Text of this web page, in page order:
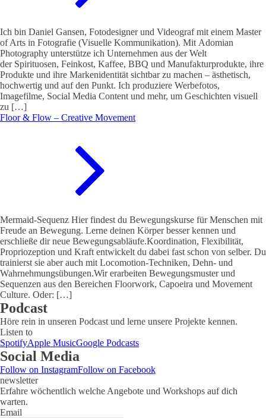
Ich bin Daniel Gansen, Fotodesigner und Videograf mit einem Master
of Arts in Fotografie (Visuelle Kommunikation). Mit Adomian
Photography unterstütze ich Unternehmen aus der Welt
der Spirituosen, Feinkost, Kaffee, BBQ und Manufakturprodukte, ihre
Produkte und ihre Markenidentität sichtbar zu machen – ästhetisch,
hochwertig und auf den Punkt. Ich produziere Werbefotos,
Imagefilme, Social Media Content und mehr, um Geschichten visuell
zu […]
Floor & Flow – Creative Movement
Mermaid-Sequenz Hier findest du Bewegungskurse für Menschen mit
Freude an Bewegung. Lerne deinen Körper besser kennen und
erschließe dir neue Bewegungsabläufe.Koordination, Flexibilität,
Propriozeption und Kraft entwickelt du dabei fast schon von selber. Du
trainierst sie aber auch mit Locomotion-Techniken, Dehn- und
Wahrnehmungsübungen.Wir erarbeiten Bewegungsmuster und
Sequenzen aus den Bereichen Floorwork, Capoeira und Movement
Culture. Oder: […]
Podcast
Höre rein in unseren Podcast und lerne unsere Projekte kennen.
Listen to
SpotifyApple MusicGoogle Podcasts
Social Media
Follow on InstagramFollow on Facebook
newsletter
Erfahre wöchentlich welche Angebote und Workshops auf dich
warten.
Email